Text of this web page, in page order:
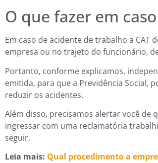
O que fazer em
Em caso de acidente de trabalho a
empresa ou no trajeto do funcionário,
Portanto, conforme explicamos,
emitida, para que a Previdência Social,
reduzir os acidentes.
Além disso, precisamos alertar você de
ingressar com uma reclamatória
seguir.
Leia mais: Qual procedimento a